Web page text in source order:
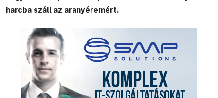
harcba száll az aranyéremért.